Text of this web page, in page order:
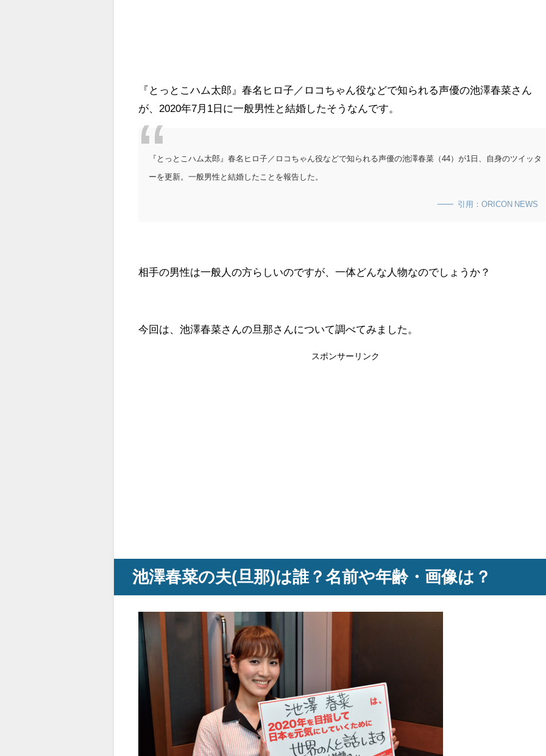
『とっとこハム太郎』春名ヒロ子／ロコちゃん役などで知られる声優の池澤春菜さん
が、2020年7月1日に一般男性と結婚したそうなんです。
『とっとこハム太郎』春名ヒロ子／ロコちゃん役などで知られる声優の池澤春菜（44）が1日、自身のツイッタ
ーを更新。一般男性と結婚したことを報告した。
引用：ORICON NEWS
相手の男性は一般人の方らしいのですが、一体どんな人物なのでしょうか？
今回は、池澤春菜さんの旦那さんについて調べてみました。
スポンサーリンク
池澤春菜の夫(旦那)は誰？名前や年齢・画像は？